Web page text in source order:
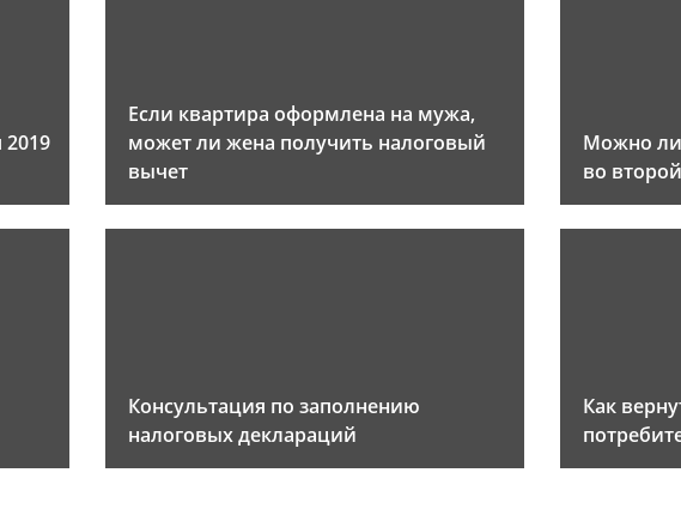
2019
Если квартира оформлена на мужа,
может ли жена получить налоговый
вычет
Можно ли
во
Консультация по заполнению
налоговых деклараций
Как